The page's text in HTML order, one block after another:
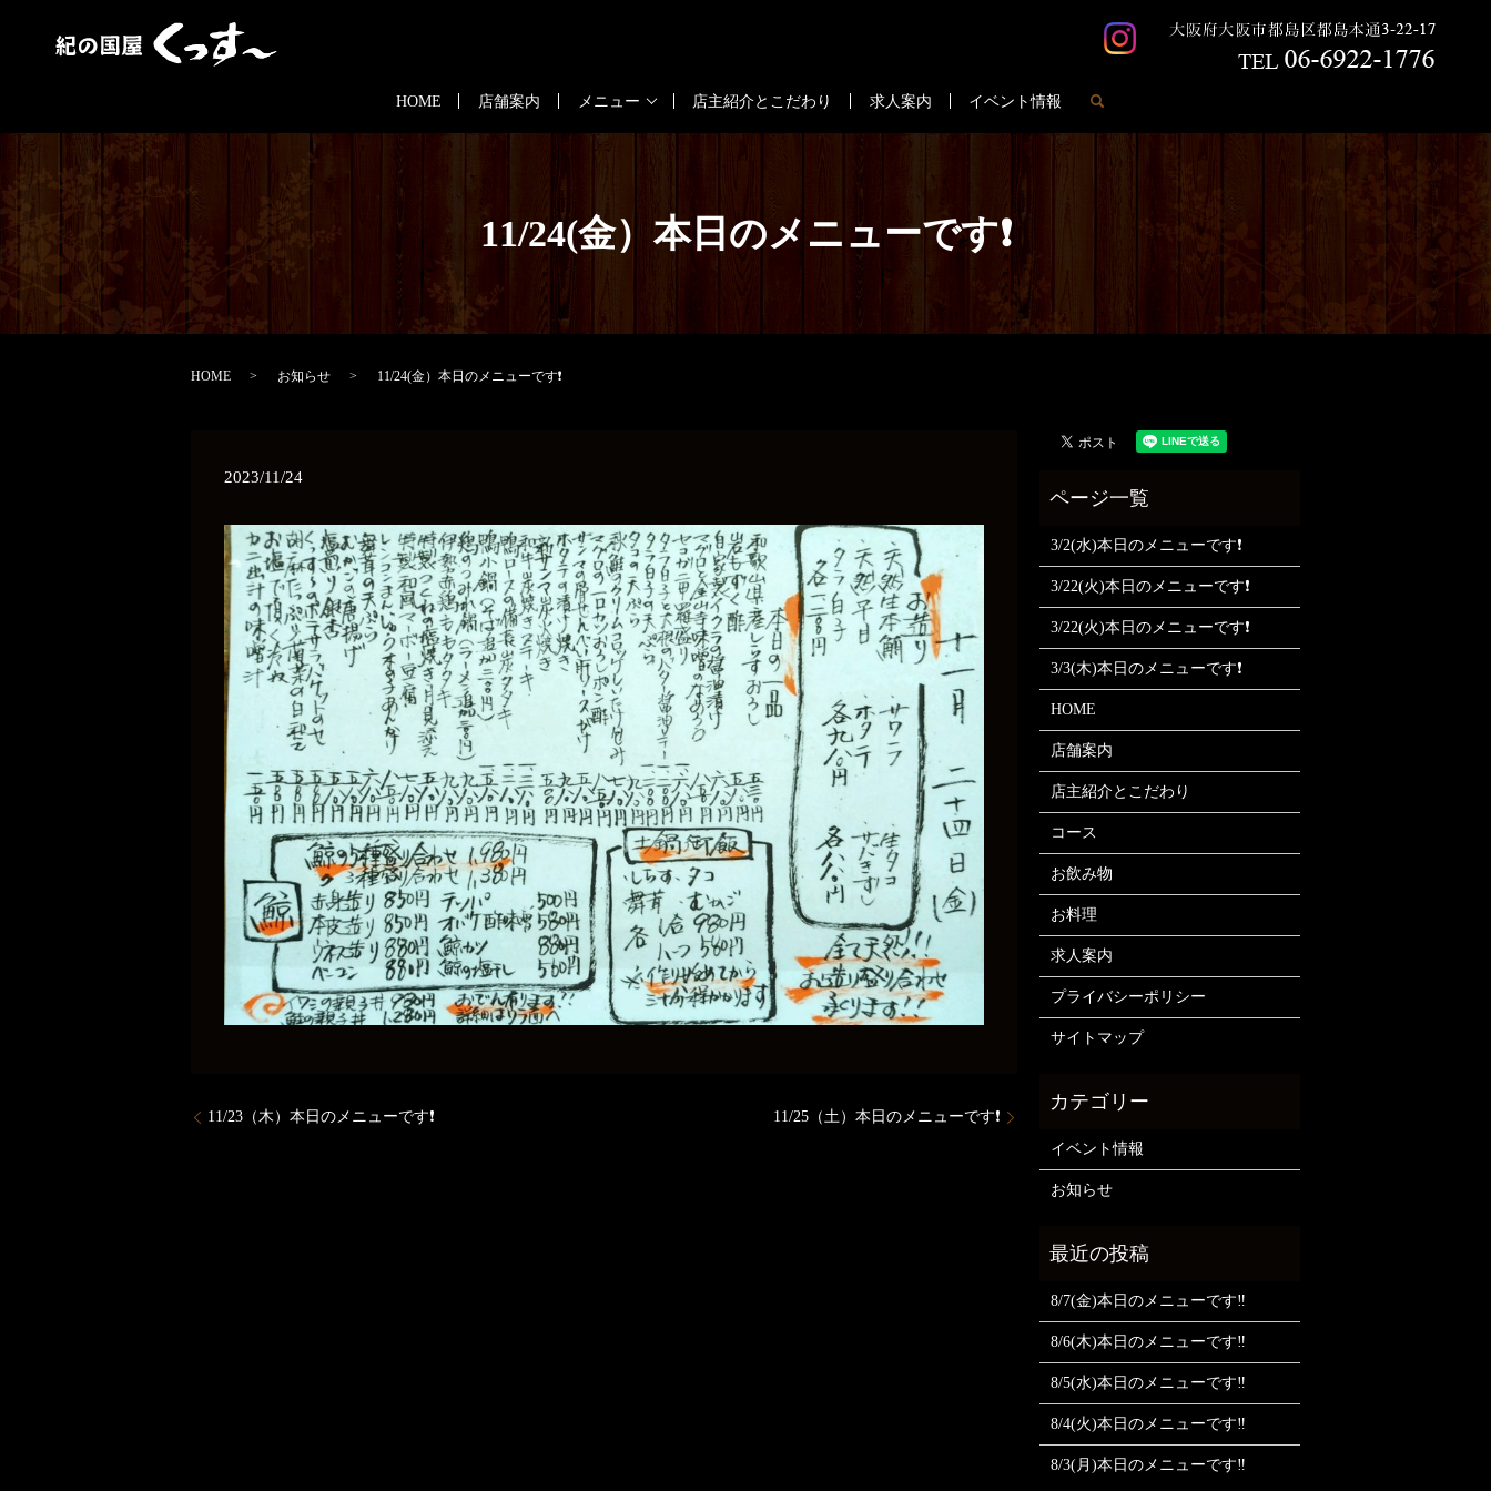
HOME 店舗案内 メニュー 店主紹介とこだわり 求人案内 イベント情報
11/24(金）本日のメニューです❗
HOME お知らせ 11/24(金）本日のメニューです❗
2023/11/24
11/23（木）本日のメニューです❗ 11/25（土）本日のメニューです❗
3/2(水)本日のメニューです❗
3/22(火)本日のメニューです❗
3/22(火)本日のメニューです❗
3/3(木)本日のメニューです❗
HOME
店舗案内
店主紹介とこだわり
コース
お飲み物
お料理
求人案内
プライバシーポリシー
サイトマップ
イベント情報
お知らせ
8/7(金)本日のメニューです‼️
8/6(木)本日のメニューです‼️
8/5(水)本日のメニューです‼️
8/4(火)本日のメニューです‼️
8/3(月)本日のメニューです‼️